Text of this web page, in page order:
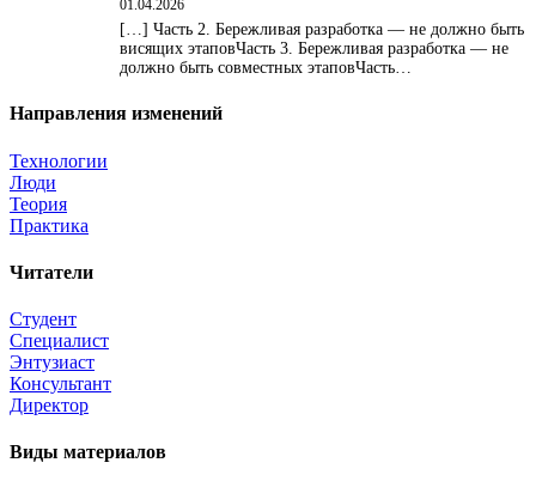
01.04.2026
[…] Часть 2. Бережливая разработка — не должно быть
висящих этаповЧасть 3. Бережливая разработка — не
должно быть совместных этаповЧасть…
Направления изменений
Технологии
Люди
Теория
Практика
Читатели
Студент
Специалист
Энтузиаст
Консультант
Директор
Виды материалов